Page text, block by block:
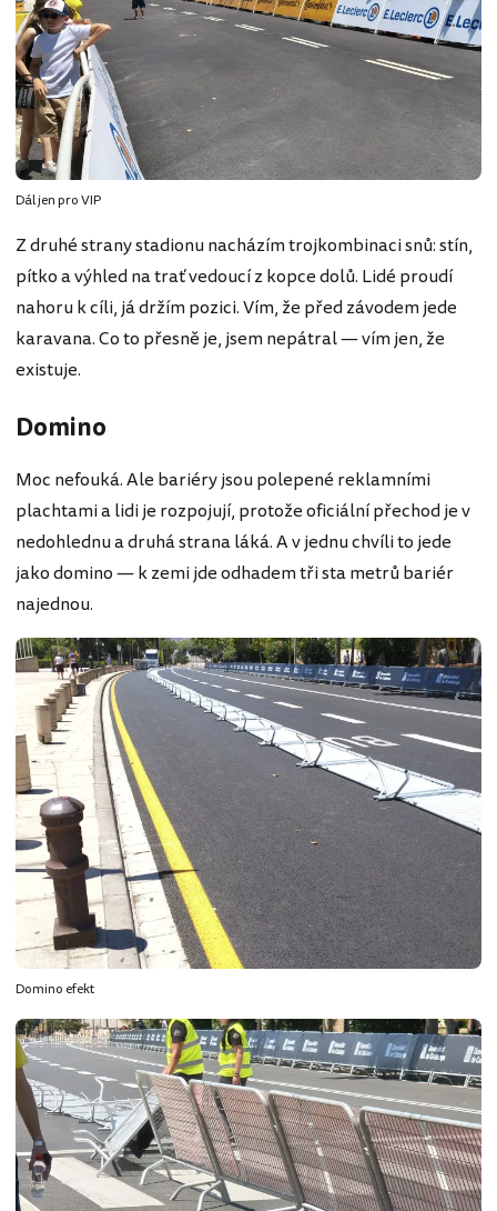
Dál jen pro VIP
Z druhé strany stadionu nacházím trojkombinaci snů: stín,
pítko a výhled na trať vedoucí z kopce dolů. Lidé proudí
nahoru k cíli, já držím pozici. Vím, že před závodem jede
karavana. Co to přesně je, jsem nepátral — vím jen, že
existuje.
Domino
Moc nefouká. Ale bariéry jsou polepené reklamními
plachtami a lidi je rozpojují, protože oficiální přechod je v
nedohlednu a druhá strana láká. A v jednu chvíli to jede
jako domino — k zemi jde odhadem tři sta metrů bariér
najednou.
Domino efekt